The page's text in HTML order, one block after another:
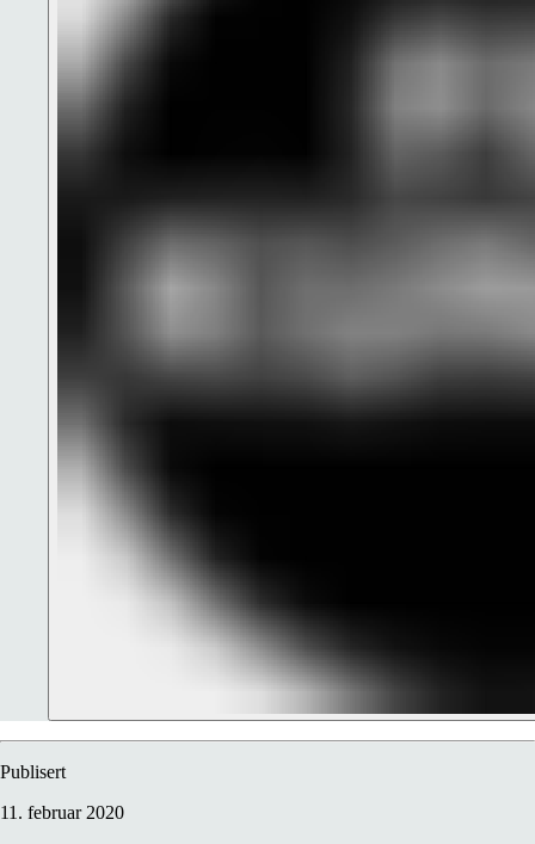
Publisert
11. februar 2020